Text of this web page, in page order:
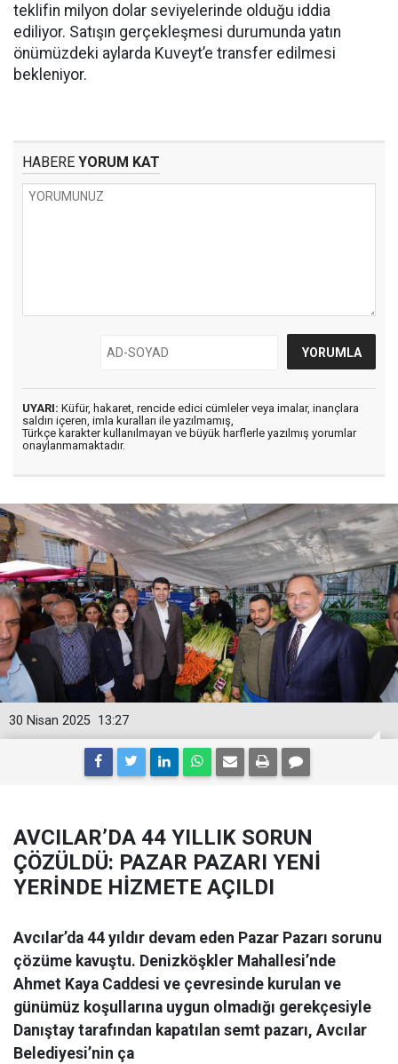
teklifin milyon dolar seviyelerinde olduğu iddia
ediliyor. Satışın gerçekleşmesi durumunda yatın
önümüzdeki aylarda Kuveyt’e transfer edilmesi
bekleniyor.
HABERE YORUM KAT
UYARI: Küfür, hakaret, rencide edici cümleler veya imalar, inançlara
saldırı içeren, imla kuralları ile yazılmamış,
Türkçe karakter kullanılmayan ve büyük harflerle yazılmış yorumlar
onaylanmamaktadır.
13:27
30 Nisan 2025
AVCILAR’DA 44 YILLIK SORUN
ÇÖZÜLDÜ: PAZAR PAZARI YENİ
YERİNDE HİZMETE AÇILDI
Avcılar’da 44 yıldır devam eden Pazar Pazarı sorunu
çözüme kavuştu. Denizköşkler Mahallesi’nde
Ahmet Kaya Caddesi ve çevresinde kurulan ve
günümüz koşullarına uygun olmadığı gerekçesiyle
Danıştay tarafından kapatılan semt pazarı, Avcılar
Belediyesi’nin ça